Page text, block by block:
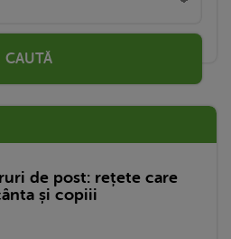
CAUTĂ
de post: rețete care
și copiii